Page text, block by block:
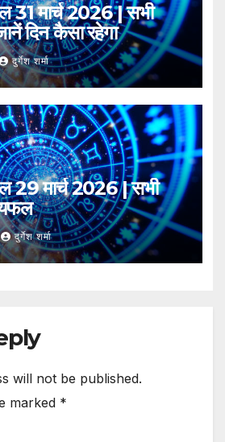
31 मार्च 2026 | सभी
दिन कैसा रहेगा
दुर्गेश शर्मा
29 मार्च 2026 | सभी
दुर्गेश शर्मा
will not be published.
marked *